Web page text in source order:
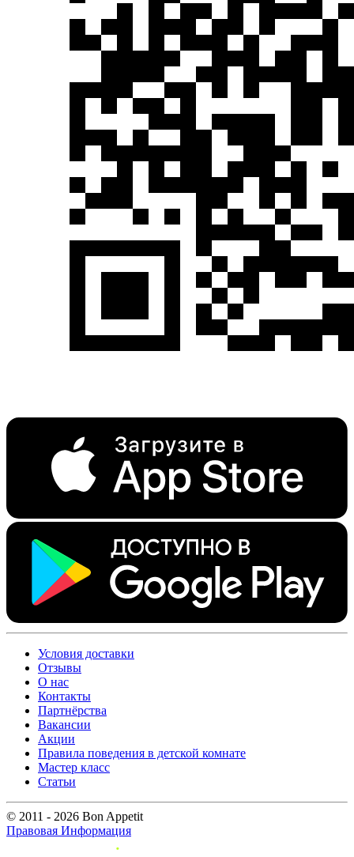
Условия доставки
Отзывы
О нас
Контакты
Партнёрства
Вакансии
Акции
Правила поведения в детской комнате
Мастер класс
Статьи
© 2011 - 2026 Bon Appetit
Правовая Информация